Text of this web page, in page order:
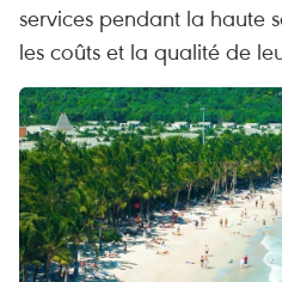
services pendant la haute
les coûts et la qualité de